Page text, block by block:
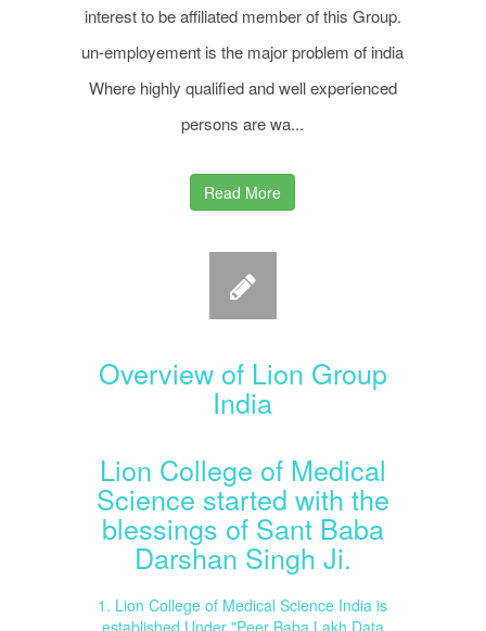
interest to be affiliated member of this Group.
un-employement is the major problem of india
Where highly qualified and well experienced
persons are wa...
Read More
Overview of Lion Group
India
Lion College of Medical
Science started with the
blessings of Sant Baba
Darshan Singh Ji.
1. Lion College of Medical Science India is